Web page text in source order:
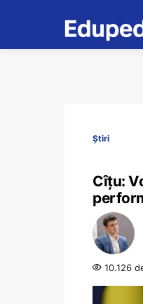
Știri
Cîțu:
10.126